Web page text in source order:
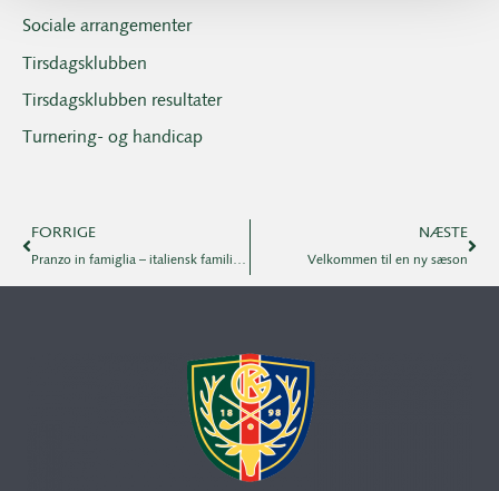
Sociale arrangementer
Tirsdagsklubben
Tirsdagsklubben resultater
Turnering- og handicap
FORRIGE
Pranzo in famiglia – italiensk familiefrokost søndag d.4.2. kl. 13:00
NÆSTE
Velkommen til en ny sæson